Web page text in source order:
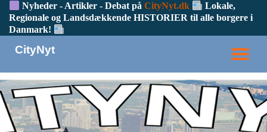
Nyheder - Artikler - Debat påCityNyt.dk
Lokale,
Regionale og Landsdækkende HISTORIER til alle borgere i
Danmark!
CityNyt